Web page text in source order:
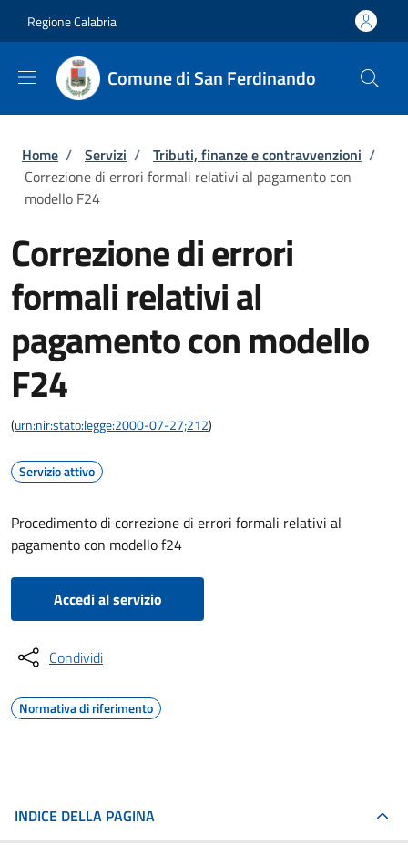
Regione Calabria
Comune di San Ferdinando
Briciole di pane
Home / Servizi / Tributi, finanze e contravvenzioni /
Correzione di errori formali relativi al pagamento con
modello F24
Correzione di errori
formali relativi al
pagamento con modello
F24
(urn:nir:stato:legge:2000-07-27;212)
Servizio attivo
Procedimento di correzione di errori formali relativi al
pagamento con modello f24
Accedi al servizio
Condividi
Normativa di riferimento
INDICE DELLA PAGINA